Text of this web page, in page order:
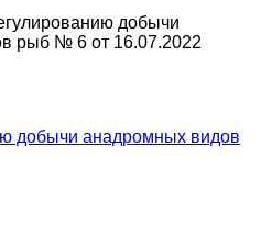
добычи
рыб № 6 от 16.07.2022
добычи анадромных видов